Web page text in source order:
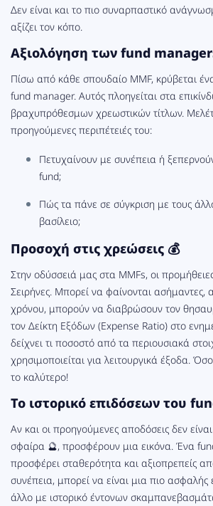
Δεν είναι και το πιο συναρπαστικό
αξίζει τον κόπο.
Αξιολόγηση των fund
Πίσω από κάθε σπουδαίο MMF, κρύβεται
fund manager. Αυτός πλοηγείται στα
βραχυπρόθεσμων χρεωστικών τίτλων.
προηγούμενες περιπέτειές του:
Πετυχαίνουν με συνέπεια ή
fund;
Πώς τα πάνε σε σύγκριση με τους
βασίλειο;
Προσοχή στις χρεώσεις 💰
Στην οδύσσειά μας στα MMFs, οι προμήθειες
Σειρήνες. Μπορεί να φαίνονται ασήμαντες,
χρόνου, μπορούν να διαβρώσουν τον
τον Δείκτη Εξόδων (Expense Ratio) στο
δείχνει τι ποσοστό από τα περιουσιακά
χρησιμοποιείται για λειτουργικά έξοδα.
το καλύτερο!
Το ιστορικό επιδόσεων του
Αν και οι προηγούμενες αποδόσεις δεν
σφαίρα 🔮, προσφέρουν μια εικόνα. Ένα
προσφέρει σταθερότητα και αξιοπρεπείς
συνέπεια, μπορεί να είναι μια πιο
άλλο με ιστορικό έντονων